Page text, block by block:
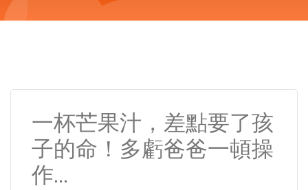
一杯芒果汁，差點要了孩
子的命！多虧爸爸一頓操
作…